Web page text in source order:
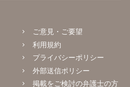
ご意見・ご要望
利用規約
プライバシーポリシー
外部送信ポリシー
掲載をご検討の弁護士の方